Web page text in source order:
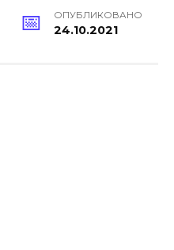
ОПУБЛИКОВАНО
24.10.2021